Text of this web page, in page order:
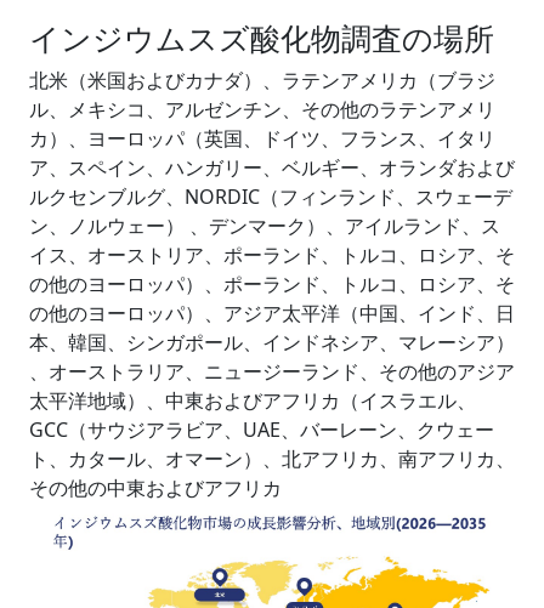
インジウムスズ酸化物調査の場所
北米（米国およびカナダ）、ラテンアメリカ（ブラジ
ル、メキシコ、アルゼンチン、その他のラテンアメリ
カ）、ヨーロッパ（英国、ドイツ、フランス、イタリ
ア、スペイン、ハンガリー、ベルギー、オランダおよび
ルクセンブルグ、NORDIC（フィンランド、スウェーデ
ン、ノルウェー） 、デンマーク）、アイルランド、ス
イス、オーストリア、ポーランド、トルコ、ロシア、そ
の他のヨーロッパ）、ポーランド、トルコ、ロシア、そ
の他のヨーロッパ）、アジア太平洋（中国、インド、日
本、韓国、シンガポール、インドネシア、マレーシア）
、オーストラリア、ニュージーランド、その他のアジア
太平洋地域）、中東およびアフリカ（イスラエル、
GCC（サウジアラビア、UAE、バーレーン、クウェー
ト、カタール、オマーン）、北アフリカ、南アフリカ、
その他の中東およびアフリカ